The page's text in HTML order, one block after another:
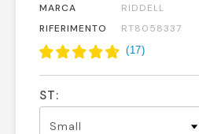
MARCA
RIDDELL
RIFERIMENTO
RT8058337
(17)
ST: